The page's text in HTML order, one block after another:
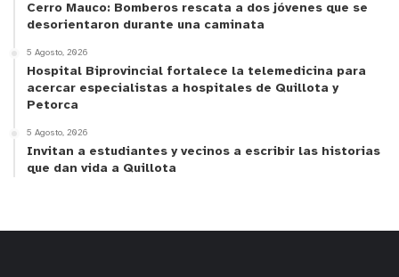
Cerro Mauco: Bomberos rescata a dos jóvenes que se
desorientaron durante una caminata
5 Agosto, 2026
Hospital Biprovincial fortalece la telemedicina para
acercar especialistas a hospitales de Quillota y
Petorca
5 Agosto, 2026
Invitan a estudiantes y vecinos a escribir las historias
que dan vida a Quillota